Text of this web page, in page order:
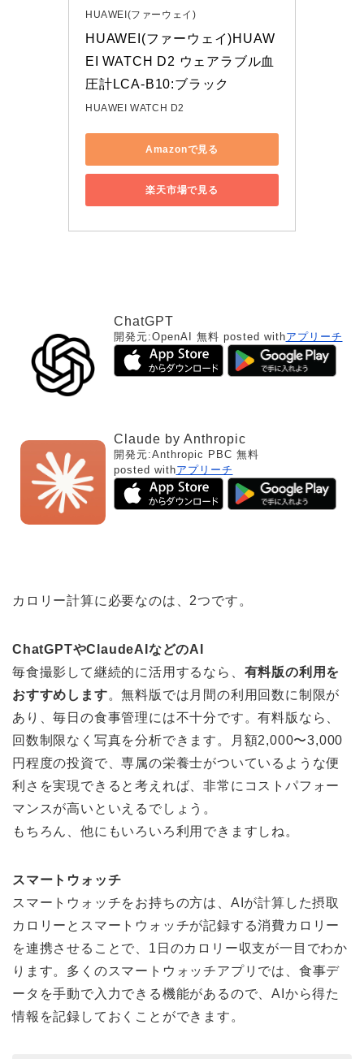
HUAWEI(ファーウェイ)
HUAWEI(ファーウェイ)HUAW
EI WATCH D2 ウェアラブル血
圧計LCA-B10:ブラック
HUAWEI WATCH D2
Amazonで見る
楽天市場で見る
ChatGPT
開発元:OpenAI 無料 posted withアプリーチ
Claude by Anthropic
開発元:Anthropic PBC 無料
posted withアプリーチ
カロリー計算に必要なのは、2つです。
ChatGPTやClaudeAIなどのAI
毎食撮影して継続的に活用するなら、 有料版の利用を
おすすめします。無料版では月間の利用回数に制限が
あり、毎日の食事管理には不十分です。有料版なら、
回数制限なく写真を分析できます。月額2,000〜3,000
円程度の投資で、専属の栄養士がついているような便
利さを実現できると考えれば、非常にコストパフォー
マンスが高いといえるでしょう。
もちろん、他にもいろいろ利用できますしね。
スマートウォッチ
スマートウォッチをお持ちの方は、AIが計算した摂取
カロリーとスマートウォッチが記録する消費カロリー
を連携させることで、1日のカロリー収支が一目でわか
ります。多くのスマートウォッチアプリでは、食事デ
ータを手動で入力できる機能があるので、AIから得た
情報を記録しておくことができます。